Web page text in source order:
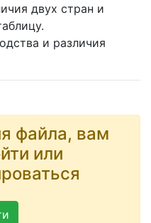
двух стран и
и различия
файла, вам
или